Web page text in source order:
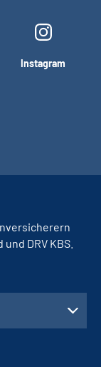
Instagram
DRV KBS.